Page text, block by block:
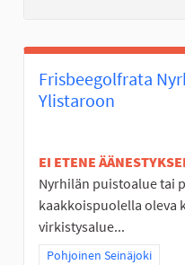
Frisbeegolfrata
Ylistaroon
EI ETENE
Nyrhilän puistoalue tai
kaakkoispuolella oleva
virkistysalue...
Rajaa tulokset teeman
Pohjoinen Seinäjoki